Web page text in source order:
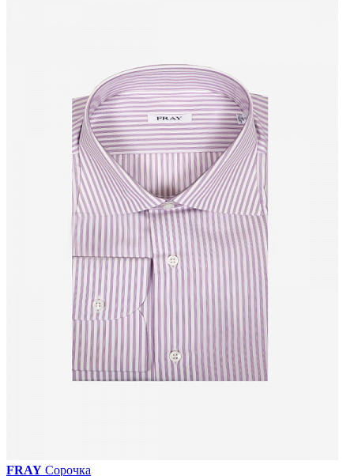
FRAY Сорочка